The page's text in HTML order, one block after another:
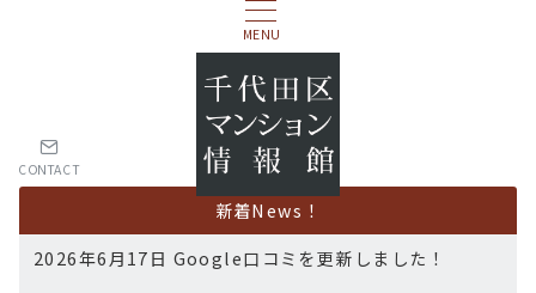
MENU
CONTACT
新着News！
2026年6月17日 Google口コミを更新しました！